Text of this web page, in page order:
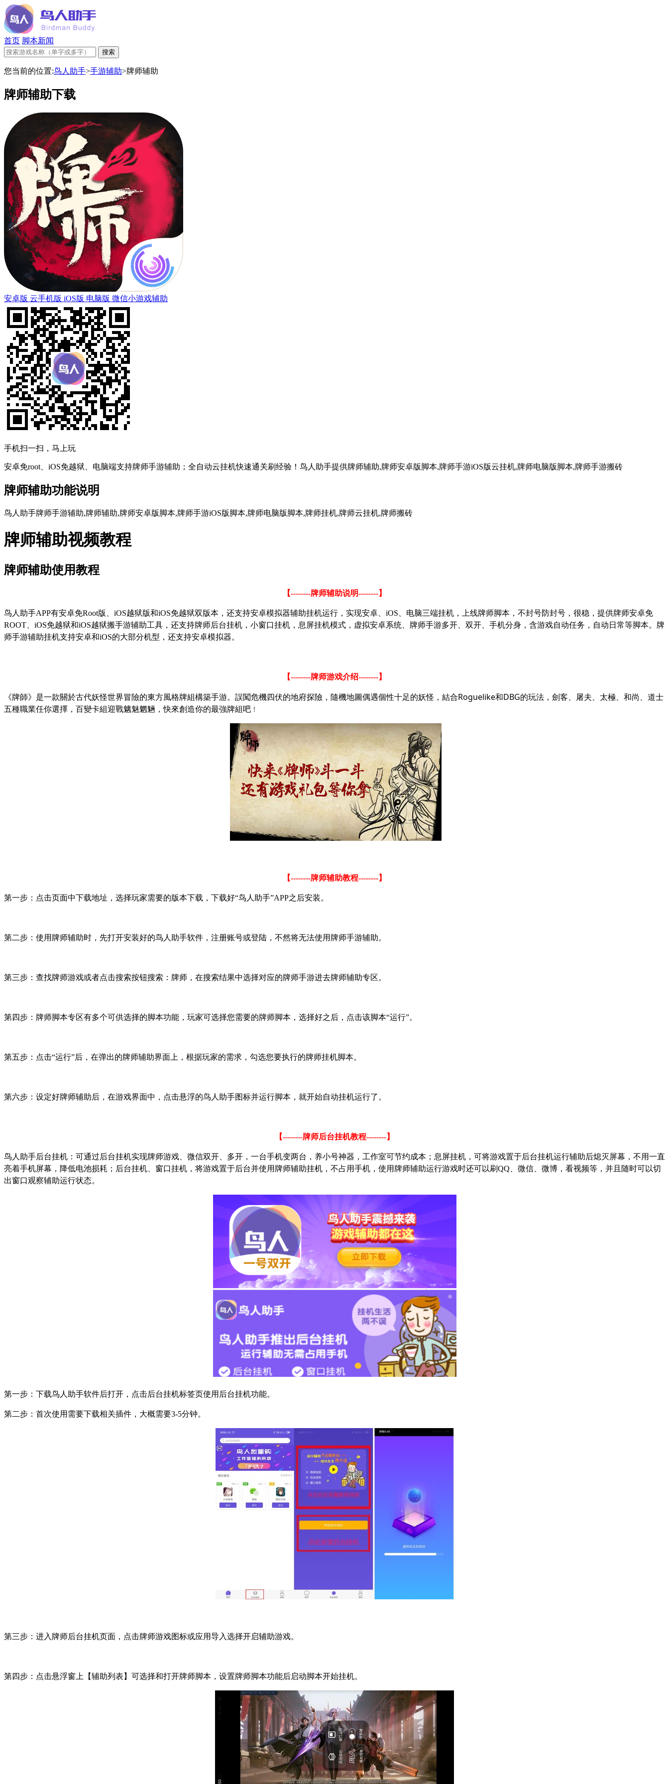
首页 脚本新闻
您当前的位置:鸟人助手>手游辅助>牌师辅助
牌师辅助下载
安卓版 云手机版 iOS版 电脑版 微信小游戏辅助
手机扫一扫，马上玩
安卓免root、iOS免越狱、电脑端支持牌师手游辅助；全自动云挂机快速通关刷经验！鸟人助手提供牌师辅助,牌师安卓版脚本,牌师手游iOS版云挂机,牌师电脑版脚本,牌师手游搬砖
牌师辅助功能说明
鸟人助手牌师手游辅助,牌师辅助,牌师安卓版脚本,牌师手游iOS版脚本,牌师电脑版脚本,牌师挂机,牌师云挂机,牌师搬砖
牌师辅助视频教程
牌师辅助使用教程
【--------牌师辅助说明--------】
鸟人助手APP有安卓免Root版、 iOS越狱版和iOS免越狱双版本，还支持安卓模拟器辅助挂机运行，实现安卓、 iOS、电脑三端挂机，上线牌师脚本，不封号防封号，很稳，提供牌师安卓免
ROOT、 iOS免越狱和iOS越狱搬手游辅助工具，还支持牌师后台挂机，小窗口挂机，息屏挂机模式，虚拟安卓系统、牌师手游多开、双开、手机分身，含游戏自动任务，自动日常等脚本。牌
师手游辅助挂机支持安卓和iOS的大部分机型，还支持安卓模拟器。
【--------牌师游戏介绍--------】
《牌師》是一款關於古代妖怪世界冒險的東方風格牌組構築手游。 誤闖危機四伏的地府探險，隨機地圖偶遇個性十足的妖怪，結合Roguelike和DBG的玩法，劍客、屠夫、太極、和尚、道士
五種職業任你選擇，百變卡組迎戰魑魅魍魎，快來創造你的最強牌組吧 ！
【--------牌师辅助教程--------】
第一步：点击页面中下载地址，选择玩家需要的版本下载，下载好“鸟人助手”APP之后安装。
第二步：使用牌师辅助时，先打开安装好的鸟人助手软件，注册账号或登陆，不然将无法使用牌师手游辅助。
第三步：查找牌师游戏或者点击搜索按钮搜索：牌师，在搜索结果中选择对应的牌师手游进去牌师辅助专区。
第四步：牌师脚本专区有多个可供选择的脚本功能，玩家可选择您需要的牌师脚本，选择好之后，点击该脚本“运行”。
第五步：点击“运行”后，在弹出的牌师辅助界面上，根据玩家的需求，勾选您要执行的牌师挂机脚本。
第六步：设定好牌师辅助后，在游戏界面中，点击悬浮的鸟人助手图标并运行脚本，就开始自动挂机运行了。
【--------牌师后台挂机教程--------】
鸟人助手后台挂机：可通过后台挂机实现牌师游戏、微信双开、多开，一台手机变两台，养小号神器，工作室可节约成本；息屏挂机，可将游戏置于后台挂机运行辅助后熄灭屏幕，不用一直
亮着手机屏幕，降低电池损耗；后台挂机、窗口挂机，将游戏置于后台并使用牌师辅助挂机，不占用手机，使用牌师辅助运行游戏时还可以刷QQ、微信、微博，看视频等，并且随时可以切
出窗口观察辅助运行状态。
第一步：下载鸟人助手软件后打开，点击后台挂机标签页使用后台挂机功能。
第二步：首次使用需要下载相关插件，大概需要3-5分钟。
第三步：进入牌师后台挂机页面，点击牌师游戏图标或应用导入选择开启辅助游戏。
第四步：点击悬浮窗上【辅助列表】可选择和打开牌师脚本，设置牌师脚本功能后启动脚本开始挂机。